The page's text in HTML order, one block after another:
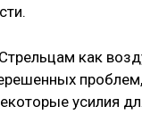
как
усилия